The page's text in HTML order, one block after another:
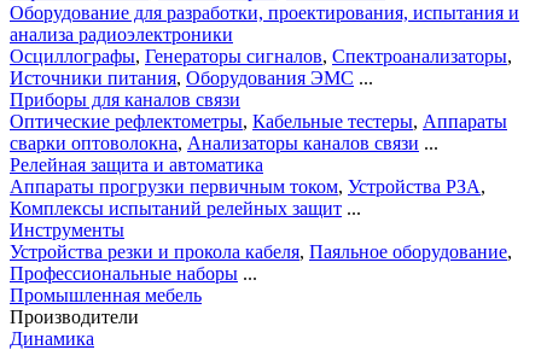
Оборудование для разработки, проектирования, испытания и
анализа радиоэлектроники
Осциллографы, Генераторы сигналов, Спектроанализаторы,
Источники питания, Оборудования ЭМС ...
Приборы для каналов связи
Оптические рефлектометры, Кабельные тестеры, Аппараты
сварки оптоволокна, Анализаторы каналов связи ...
Релейная защита и автоматика
Аппараты прогрузки первичным током, Устройства РЗА,
Комплексы испытаний релейных защит ...
Инструменты
Устройства резки и прокола кабеля, Паяльное оборудование,
Профессиональные наборы ...
Промышленная мебель
Производители
Динамика